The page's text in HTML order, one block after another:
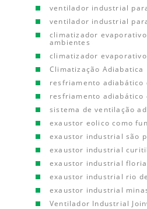
ventilador industrial
ventilador industrial
climatizador
ambientes
climatizador
Climatização Adiabatica
resfriamento adiabático
resfriamento adiabático
sistema de ventilação
exaustor eolico como
exaustor industrial são
exaustor industrial
exaustor industrial
exaustor industrial rio
exaustor industrial
Ventilador Industrial